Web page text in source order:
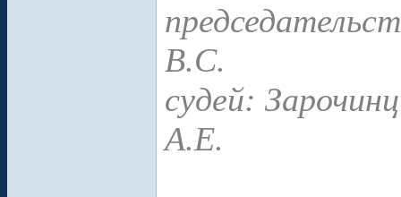
В.С.
судей:
А.Е.